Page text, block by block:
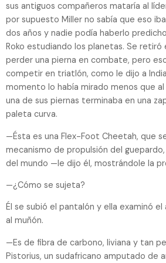
sus antiguos compañeros mataría al
por supuesto Miller no sabía que eso
dos años y nadie podía haberlo
Roko estudiando los planetas. Se retiró
perder una pierna en combate, pero
competir en triatlón, como le dijo a
momento lo había mirado menos que
una de sus piernas terminaba en una
paleta curva.
—Ésta es una Flex-Foot Cheetah, que
mecanismo de propulsión del
del mundo —le dijo él, mostrándole la
—¿Cómo se sujeta?
Él se subió el pantalón y ella examinó
al muñón.
—Es de fibra de carbono, liviana y tan
Pistorius, un sudafricano amputado de